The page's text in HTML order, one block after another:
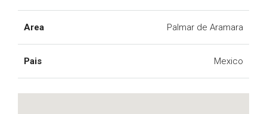
Area Palmar de Aramara
Pais Mexico